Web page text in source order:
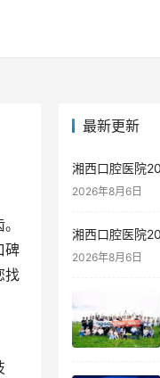
碑
找
最新更新
湘西口腔医院
2026年8月6日
湘西口腔医院
2026年8月6日